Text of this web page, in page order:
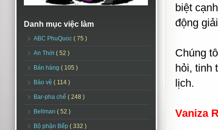
Danh mục việc làm
ABC PhuQuoc ( 75 )
An Thới ( 52 )
Bán hàng ( 105 )
Bảo vệ ( 114 )
Bar-pha chế ( 248 )
Bellman ( 52 )
Bộ phận Bếp ( 332 )
biệt
động
Chúng
hỏi, tinh
lịch.
Vaniza